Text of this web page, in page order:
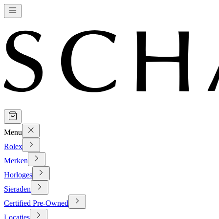
Menu
Rolex
Merken
Horloges
Sieraden
Certified Pre-Owned
Locaties